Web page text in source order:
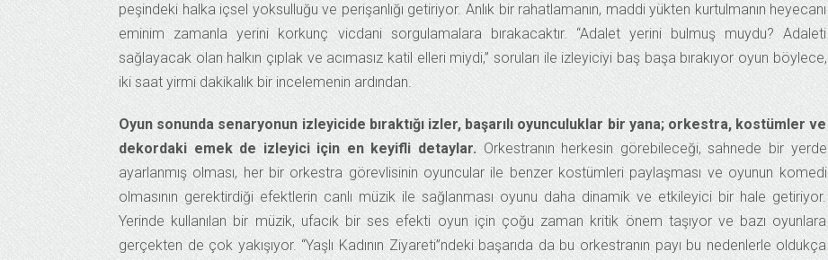
peşindeki halka içsel yoksulluğu ve perişanlığı getiriyor. Anlık bir rahatlamanın, maddi yükten kurtulmanın heyecanı
eminim zamanla yerini korkunç vicdani sorgulamalara bırakacaktır. “Adalet yerini bulmuş muydu? Adaleti
sağlayacak olan halkın çıplak ve acımasız katil elleri miydi,” soruları ile izleyiciyi baş başa bırakıyor oyun böylece,
iki saat yirmi dakikalık bir incelemenin ardından.
Oyun sonunda senaryonun izleyicide bıraktığı izler, başarılı oyunculuklar bir yana; orkestra, kostümler ve
dekordaki emek de izleyici için en keyifli detaylar. Orkestranın herkesin görebileceği, sahnede bir yerde
ayarlanmış olması, her bir orkestra görevlisinin oyuncular ile benzer kostümleri paylaşması ve oyunun komedi
olmasının gerektirdiği efektlerin canlı müzik ile sağlanması oyunu daha dinamik ve etkileyici bir hale getiriyor.
Yerinde kullanılan bir müzik, ufacık bir ses efekti oyun için çoğu zaman kritik önem taşıyor ve bazı oyunlara
gerçekten de çok yakışıyor. “Yaşlı Kadının Ziyareti”ndeki başarıda da bu orkestranın payı bu nedenlerle oldukça